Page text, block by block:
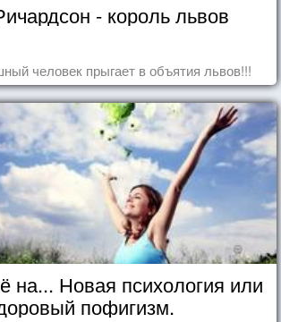
- король львов
человек прыгает в объятия львов!!!
на... Новая психология или
пофигизм.